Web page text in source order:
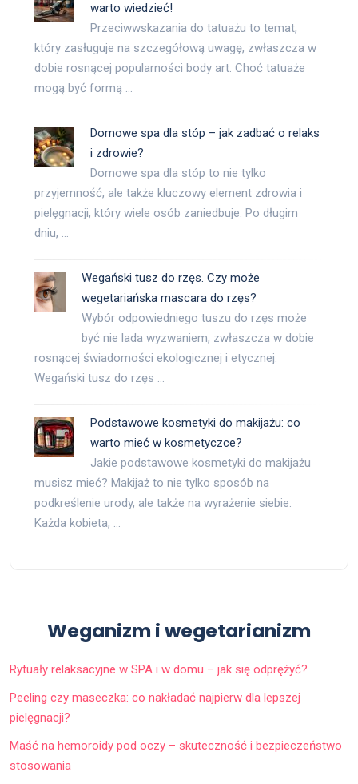
warto wiedzieć!
Przeciwwskazania do tatuażu to temat,
który zasługuje na szczegółową uwagę, zwłaszcza w
dobie rosnącej popularności body art. Choć tatuaże
mogą być formą …
Domowe spa dla stóp – jak zadbać o relaks
i zdrowie?
Domowe spa dla stóp to nie tylko
przyjemność, ale także kluczowy element zdrowia i
pielęgnacji, który wiele osób zaniedbuje. Po długim
dniu, …
Wegański tusz do rzęs. Czy może
wegetariańska mascara do rzęs?
Wybór odpowiedniego tuszu do rzęs może
być nie lada wyzwaniem, zwłaszcza w dobie
rosnącej świadomości ekologicznej i etycznej.
Wegański tusz do rzęs …
Podstawowe kosmetyki do makijażu: co
warto mieć w kosmetyczce?
Jakie podstawowe kosmetyki do makijażu
musisz mieć? Makijaż to nie tylko sposób na
podkreślenie urody, ale także na wyrażenie siebie.
Każda kobieta, …
Weganizm i wegetarianizm
Rytuały relaksacyjne w SPA i w domu – jak się odprężyć?
Peeling czy maseczka: co nakładać najpierw dla lepszej
pielęgnacji?
Maść na hemoroidy pod oczy – skuteczność i bezpieczeństwo
stosowania